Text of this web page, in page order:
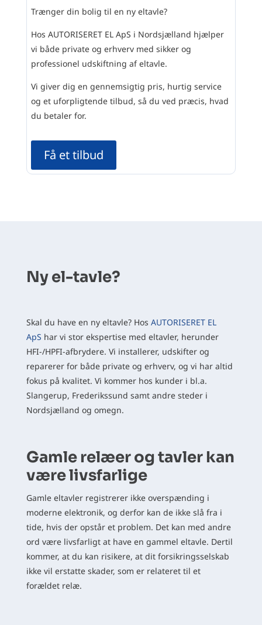
Trænger din bolig til en ny eltavle?
Hos AUTORISERET EL ApS i Nordsjælland hjælper
vi både private og erhverv med sikker og
professionel udskiftning af eltavle.
Vi giver dig en gennemsigtig pris, hurtig service
og et uforpligtende tilbud, så du ved præcis, hvad
du betaler for.
Få et tilbud
Ny el-tavle?
​Skal du have en ny eltavle? Hos AUTORISERET EL
ApS har vi stor ekspertise med eltavler, herunder
HFI-/HPFI-afbrydere. Vi installerer, udskifter og
reparerer for både private og erhverv, og vi har altid
fokus på kvalitet. Vi kommer hos kunder i bl.a.
Slangerup, Frederikssund samt andre steder i
Nordsjælland og omegn.
Gamle relæer og tavler kan
være livsfarlige
Gamle eltavler registrerer ikke overspænding i
moderne elektronik, og derfor kan de ikke slå fra i
tide, hvis der opstår et problem. Det kan med andre
ord være livsfarligt at have en gammel eltavle. Dertil
kommer, at du kan risikere, at dit forsikringsselskab
ikke vil erstatte skader, som er relateret til et
forældet relæ.